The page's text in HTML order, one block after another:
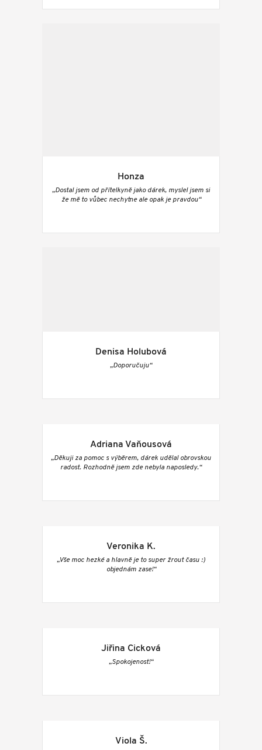
Honza
„Dostal jsem od přítelkyně jako dárek, myslel jsem si
že mě to vůbec nechytne ale opak je pravdou“
Denisa Holubová
„Doporučuju“
Adriana Vaňousová
„Děkuji za pomoc s výběrem, dárek udělal obrovskou
radost. Rozhodně jsem zde nebyla naposledy.“
Veronika K.
„Vše moc hezké a hlavně je to super žrout času :)
objednám zase!“
Jiřina Cicková
„Spokojenost!“
Viola Š.